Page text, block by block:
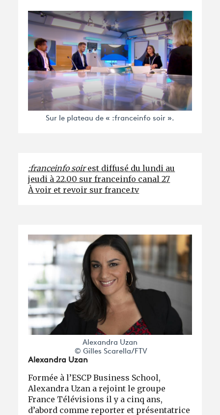
Sur le plateau de « :franceinfo soir ».
:franceinfo soirest diffusé du lundi au
jeudi à 22.00 sur franceinfo canal 27
À voir et revoir sur france.tv
Alexandra Uzan
© Gilles Scarella/FTV
Alexandra Uzan
Formée à l’ESCP Business School,
Alexandra Uzan a rejoint le groupe
France Télévisions il y a cinq ans,
d’abord comme reporter et présentatrice